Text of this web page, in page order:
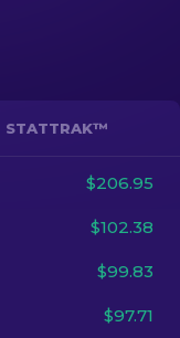
STATTRAK™
$206.95
$102.38
$99.83
$97.71